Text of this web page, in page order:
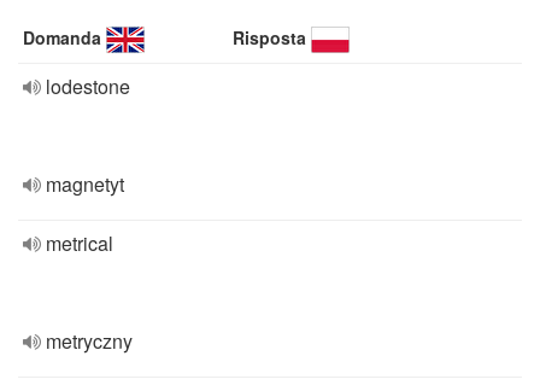
Domanda Risposta
lodestone
magnetyt
metrical
metryczny